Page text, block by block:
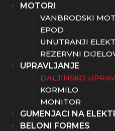
MOTORI
VANBRODSKI
EPOD
UNUTRANJI
REZERVNI
UPRAVLJANJE
DALJINSKO
KORMILO
MONITOR
GUMENJACI NA
BELONI FORMES